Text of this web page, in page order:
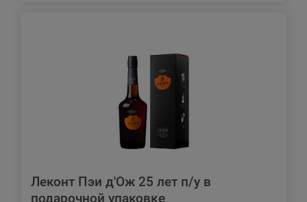
Леконт Пэи д'Ож 25 лет п/у в
подарочной упаковке